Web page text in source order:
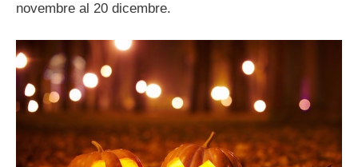
novembre al 20 dicembre.